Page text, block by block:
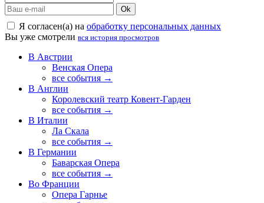
Ok
Я согласен(а) на обработку персональных данных
Вы уже смотрели вся история просмотров
В Австрии
Венская Опера
все события →
В Англии
Королевский театр Ковент-Гарден
все события →
В Италии
Ла Скала
все события →
В Германии
Баварская Опера
все события →
Во Франции
Опера Гарнье